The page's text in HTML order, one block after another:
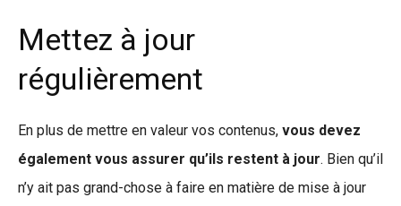
Mettez à jour
régulièrement
En plus de mettre en valeur vos contenus, vous devez
également vous assurer qu’ils restent à jour. Bien qu’il
n’y ait pas grand-chose à faire en matière de mise à jour